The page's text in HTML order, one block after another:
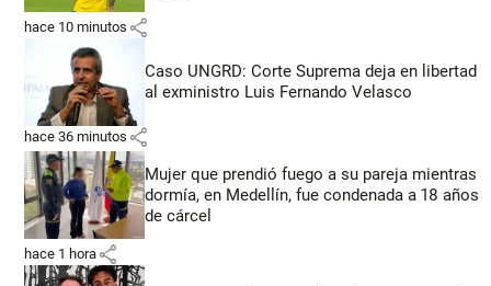
hace 10 minutos share
Caso UNGRD: Corte Suprema deja en libertad
al exministro Luis Fernando Velasco
hace 36 minutos share
Mujer que prendió fuego a su pareja mientras
dormía, en Medellín, fue condenada a 18 años
de cárcel
hace 1 hora share